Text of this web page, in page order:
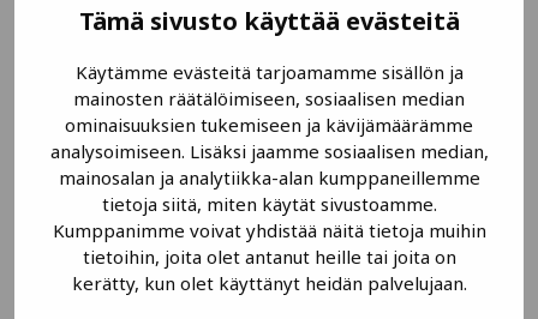
Tämä sivusto käyttää evästeitä
Käytämme evästeitä tarjoamamme sisällön ja
mainosten räätälöimiseen, sosiaalisen median
ominaisuuksien tukemiseen ja kävijämäärämme
analysoimiseen. Lisäksi jaamme sosiaalisen median,
mainosalan ja analytiikka-alan kumppaneillemme
tietoja siitä, miten käytät sivustoamme.
Kumppanimme voivat yhdistää näitä tietoja muihin
tietoihin, joita olet antanut heille tai joita on
kerätty, kun olet käyttänyt heidän palvelujaan.
Saatat olla kiinnostunut myös näistä